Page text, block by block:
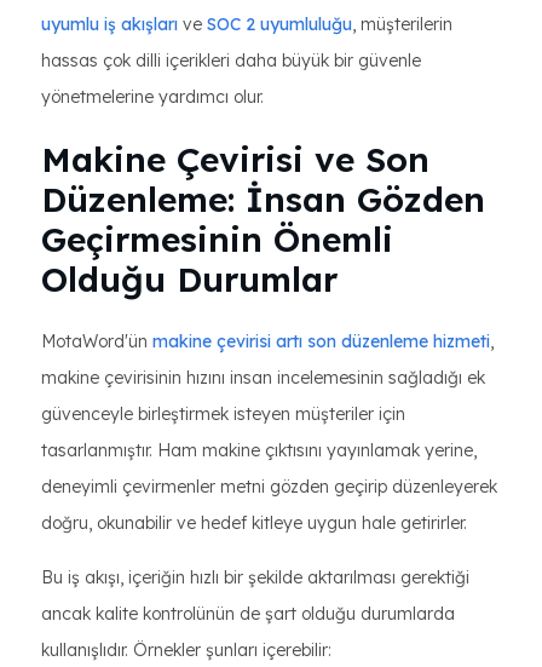
uyumlu iş akışları ve SOC 2 uyumluluğu, müşterilerin
hassas çok dilli içerikleri daha büyük bir güvenle
yönetmelerine yardımcı olur.
Makine Çevirisi ve Son
Düzenleme: İnsan Gözden
Geçirmesinin Önemli
Olduğu Durumlar
MotaWord'ün makine çevirisi artı son düzenleme hizmeti,
makine çevirisinin hızını insan incelemesinin sağladığı ek
güvenceyle birleştirmek isteyen müşteriler için
tasarlanmıştır. Ham makine çıktısını yayınlamak yerine,
deneyimli çevirmenler metni gözden geçirip düzenleyerek
doğru, okunabilir ve hedef kitleye uygun hale getirirler.
Bu iş akışı, içeriğin hızlı bir şekilde aktarılması gerektiği
ancak kalite kontrolünün de şart olduğu durumlarda
kullanışlıdır. Örnekler şunları içerebilir: